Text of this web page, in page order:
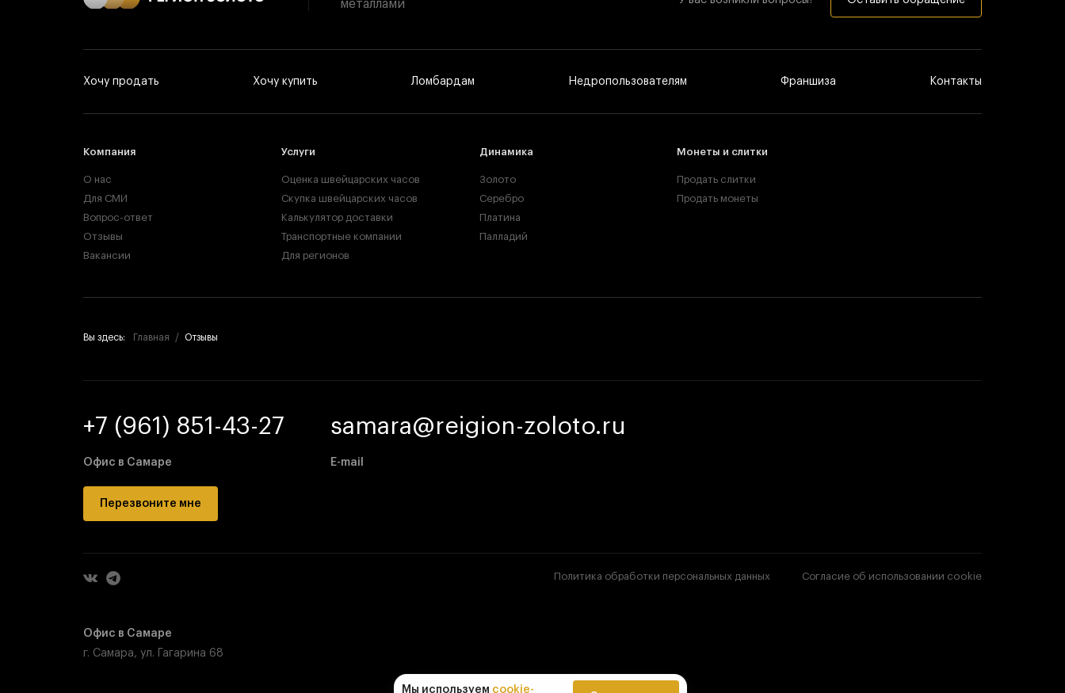
металлами
Хочу продать Хочу купить Ломбардам Недропользователям Франшиза Контакты
Компания
О нас
Для СМИ
Вопрос-ответ
Отзывы
Вакансии
Услуги
Оценка швейцарских часов
Скупка швейцарских часов
Калькулятор доставки
Транспортные компании
Для регионов
Динамика
Золото
Серебро
Платина
Палладий
Монеты и слитки
Продать слитки
Продать монеты
Вы здесь: Главная Отзывы
+7 (961) 851-43-27
Офис в Самаре
samara@reigion-zoloto.ru
E-mail
Перезвоните мне
Политика обработки персональных данных Согласие об использовании cookie
Офис в Самаре
г. Самара, ул. Гагарина 68
Мы используем cookie-